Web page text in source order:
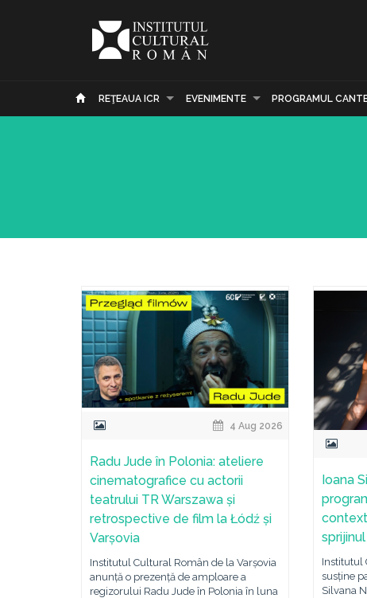
REŢEAUA ICR EVENIMENTE PROGRAMUL
4 Aug 2026
Radu Jude în Polonia: ateliere
cinematografice cu actorii
teatrului TR Warszawa și
retrospective de film la Łódź și
Varșovia
Institutul Cultural Român de la Varșovia
anunță o prezență de amploare a
regizorului Radu Jude în Polonia în luna
Ioana
Institutul
susține
Silvana